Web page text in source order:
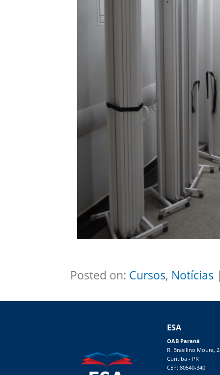
Posted on: Cursos, Notícias
ESA
OAB Paraná
R. Brasilino Moura,
Curitiba - PR
CEP: 80540-340